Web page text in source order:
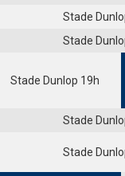
Stade
Stade
Stade Dunlop 19h
Stade
Stade